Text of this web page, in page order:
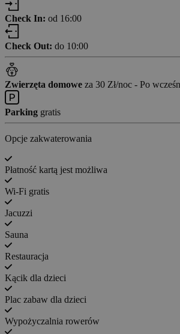
Check In: od 16:00
Check Out: do 10:00
Zwierzęta domowe za 30 Zł/noc - Po
Parking gratis
Opcje zakwaterowania
Płatność kartą jest możliwa
Wi-Fi gratis
Jacuzzi
Sauna
Restauracja
Kącik dla dzieci
Plac zabaw dla dzieci
Wypożyczalnia rowerów